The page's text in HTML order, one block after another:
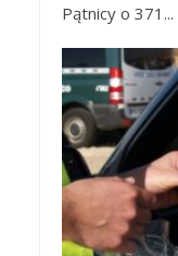
Pątnicy o 371...